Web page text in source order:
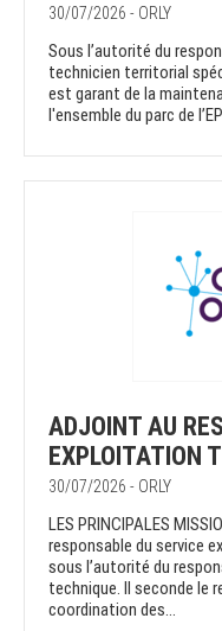
30/07/2026 - ORLY
Sous l’autorité du
technicien territorial
est garant de la
l'ensemble du parc de
ADJOINT AU
EXPLOITATION
30/07/2026 - ORLY
LES PRINCIPALES
responsable du service
sous l’autorité du
technique. Il seconde le
coordination des...